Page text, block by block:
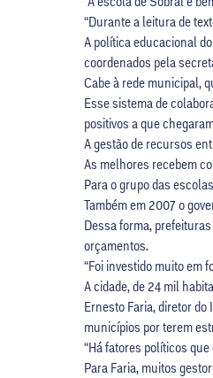
“Durante a leitura de
A política educacional
coordenados pela
Cabe à rede municipal,
Esse sistema de
positivos a que
A gestão de recursos
As melhores recebem
Para o grupo das
Também em 2007 o
Dessa forma,
orçamentos.
“Foi investido muito em
A cidade, de 24 mil
Ernesto Faria, diretor
municípios por terem
“Há fatores políticos
Para Faria, muitos